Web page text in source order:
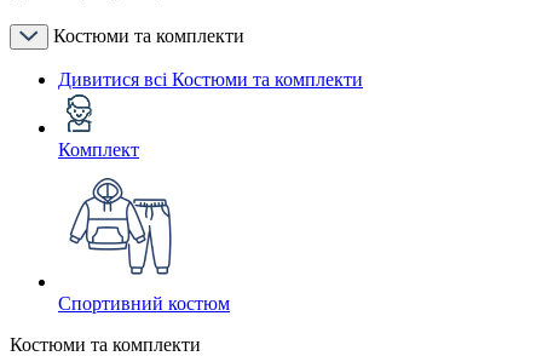
Костюми та комплекти
Дивитися всі Костюми та комплекти
Комплект
Спортивний костюм
Костюми та комплекти